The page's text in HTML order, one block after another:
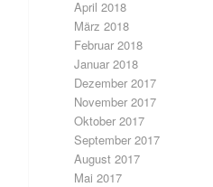
April 2018
März 2018
Februar 2018
Januar 2018
Dezember 2017
November 2017
Oktober 2017
September 2017
August 2017
Mai 2017